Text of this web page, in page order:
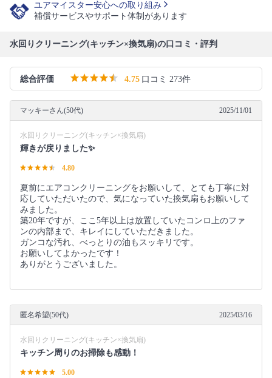
ユアマイスター安心への取り組み
補償サービスやサポート体制があります
水回りクリーニング(キッチン×換気扇)の口コミ・評判
総合評価 4.75 口コミ 273件
マッキーさん(50代) 2025/11/01
水回りクリーニング(キッチン×換気扇)
輝きが戻りました✨
4.80
夏前にエアコンクリーニングをお願いして、とても丁寧に対
応していただいたので、気になっていた換気扇もお願いして
みました。
築20年ですが、ここ5年以上は放置していたコンロ上のファ
ンの内部まで、キレイにしていただきました。
ガンコな汚れ、べっとりの油もスッキリです。
お願いしてよかったです！
ありがとうございました。
匿名希望(50代) 2025/03/16
水回りクリーニング(キッチン×換気扇)
キッチン周りのお掃除も感動！
5.00